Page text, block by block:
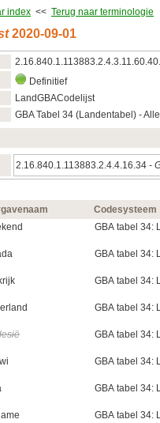
index << Terug naar terminologie
2020‑09‑01
Definitief
LandGBACodelijst
GBA Tabel 34 (Landentabel) -
2.16.840.1.113883.2.4.4.16.34 -
Codesysteem
GBA tabel 34:
GBA tabel 34:
GBA tabel 34:
GBA tabel 34:
GBA tabel 34:
GBA tabel 34:
GBA tabel 34:
GBA tabel 34: